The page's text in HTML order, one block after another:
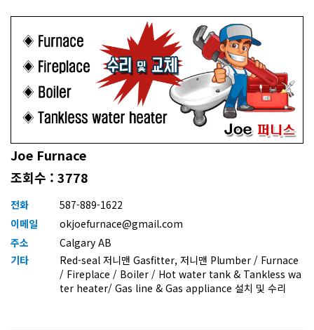
Joe Furnace
조회수 : 3778
전화
587-889-1622
이메일
okjoefurnace@gmail.com
주소
Calgary AB
기타
Red-seal 저니맨 Gasfitter, 저니맨 Plumber / Furnace
/ Fireplace / Boiler / Hot water tank & Tankless wa
ter heater/ Gas line & Gas appliance 설치 및 수리